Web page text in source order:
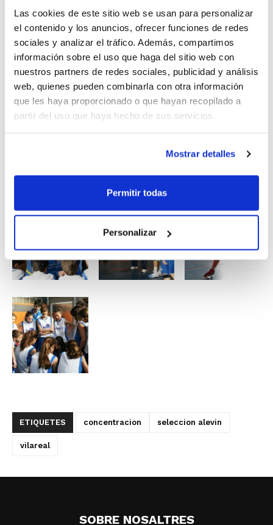
Las cookies de este sitio web se usan para personalizar
el contenido y los anuncios, ofrecer funciones de redes
sociales y analizar el tráfico. Además, compartimos
información sobre el uso que haga del sitio web con
nuestros partners de redes sociales, publicidad y análisis
web, quienes pueden combinarla con otra información
que les haya proporcionado o que hayan recopilado a
partir del uso que haya hecho de sus servicios.
Mostrar detalles
Permitir todas
Personalizar
todas las sesiones de preparación de esta
concentración:
Sábado 23 de febrero
Entrenamiento de 18´00 a 20´00 h.
Entrenamiento de 10´00 a 13´30 h. y
partido amistoso a las 17´30 h.
ETIQUETES concentracion seleccion alevin
vilareal
SOBRE NOSALTRES